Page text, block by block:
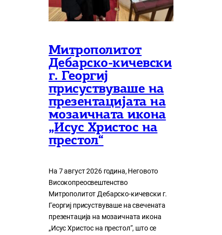
Митрополитот
Дебарско-кичевски
г. Георгиј
присуствуваше на
презентацијата на
мозаичната икона
„Исус Христос на
престол“
На 7 август 2026 година, Неговото
Високопреосвештенство
Митрополитот Дебарско-кичевски г.
Георгиј присуствуваше на свечената
презентација на мозаичната икона
„Исус Христос на престол“, што се